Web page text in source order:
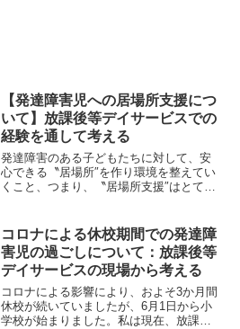
【発達障害児への居場所支援につ
いて】放課後等デイサービスでの
経験を通して考える
発達障害のある子どもたちに対して、安
心できる〝居場所″を作り環境を整えてい
くこと、つまり、〝居場所支援″はとても
を見つけること、作ることの難しさがあ
るからです。そして...
コロナによる休校期間での発達障
害児の過ごしについて：放課後等
デイサービスの現場から考える
コロナによる影響により、およそ3か月間
休校が続いていましたが、6月1日から小
学校が始まりました。私は現在、放課後